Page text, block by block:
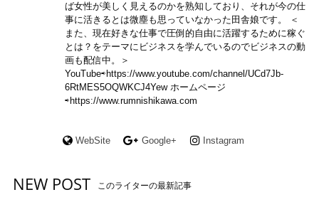
ば女性が美しく見えるのかを熟知しており、それが今の仕
事に活きるとは微塵も思っていなかった田舎娘です。 ＜
また、現在好きな仕事で圧倒的自由に活躍するために稼ぐ
とは？をテーマにビジネスを学んでいるのでビジネスの動
画も配信中。＞
YouTube⇨https://www.youtube.com/channel/UCd7Jb-
6RtMES5OQWKCJ4Yew ホームページ
⇨https://www.rumnishikawa.com
WebSite Google+ Instagram
NEW POST このライターの最新記事